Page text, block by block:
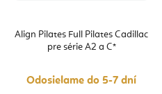
Align Pilates Full Pilates Cadillac
pre série A2 a C*
Odosielame do 5-7 dní